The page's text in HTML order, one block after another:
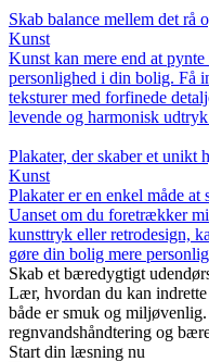
Skab balance mellem det rå
Kunst
Kunst kan mere end at
personlighed i din bolig. Få
teksturer med forfinede
levende og harmonisk
Plakater, der skaber et unikt
Kunst
Plakater er en enkel måde
Uanset om du foretrækker
kunsttryk eller retrodesign,
gøre din bolig mere
Skab et bæredygtigt
Lær, hvordan du kan
både er smuk og
regnvandshåndtering og
Start din læsning nu